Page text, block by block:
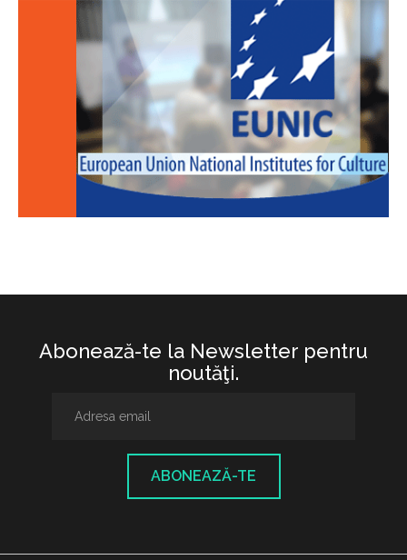
Abonează-te la Newsletter pentru
noutăţi.
ABONEAZĂ-TE